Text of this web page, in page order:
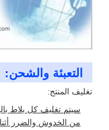
التعبئة والشحن:
تغليف المنتج:
سيتم تغليف كل بلاط
من الخدوش والضرر